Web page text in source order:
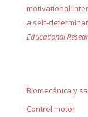
motivational
a self-
Educational
Biomecánica y
Control motor